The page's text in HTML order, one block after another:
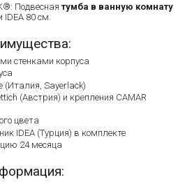
Подвеснаятумба в ванную комнату
80 см.
стенками корпуса
(Италия, Sayerlack)
(Австрия) и крепления CAMAR
цвета
IDEA (Турция) в комплекте
24 месяца